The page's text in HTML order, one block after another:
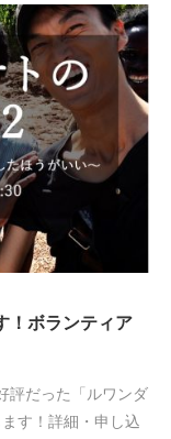
！ボランティア
評だった「ルワンダ
す！詳細・申し込